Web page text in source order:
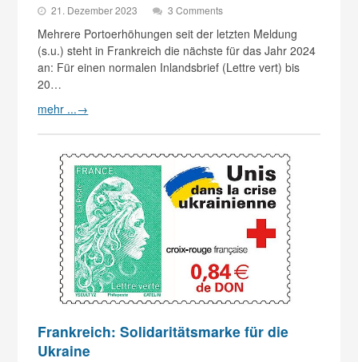
21. Dezember 2023 3 Comments
Mehrere Portoerhöhungen seit der letzten Meldung
(s.u.) steht in Frankreich die nächste für das Jahr 2024
an: Für einen normalen Inlandsbrief (Lettre vert) bis
20…
mehr ...→
Frankreich: Solidaritätsmarke für die
Ukraine